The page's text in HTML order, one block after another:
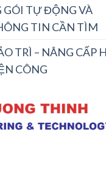
GÓI TỰ ĐỘNG VÀ
TIN CẦN TÌM
TRÌ – NÂNG CẤP
CÔNG